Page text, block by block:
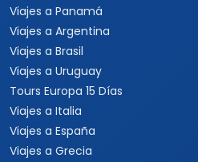
Viajes a Panamá
Viajes a Argentina
Viajes a Brasil
Viajes a Uruguay
Tours Europa 15 Días
Viajes a Italia
Viajes a España
Viajes a Grecia